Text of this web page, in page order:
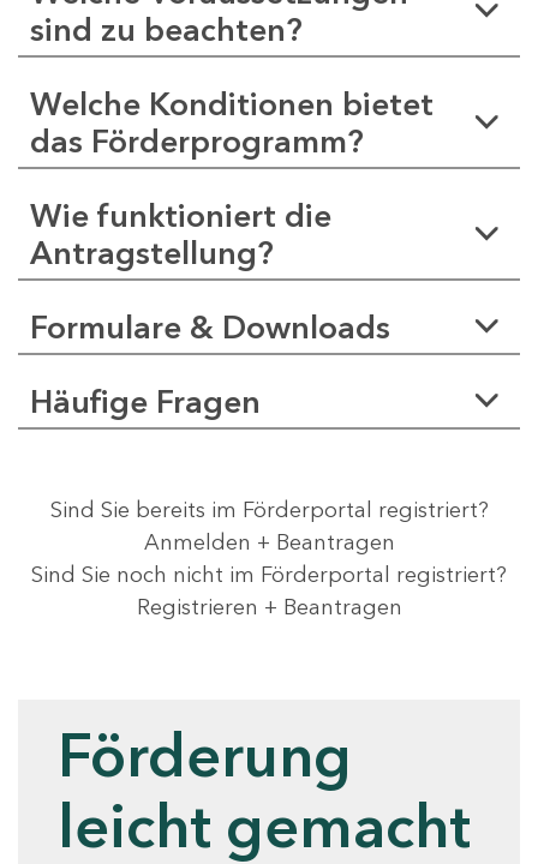
sind zu beachten?
Welche Konditionen bietet
das Förderprogramm?
Wie funktioniert die
Antragstellung?
Formulare & Downloads
Häufige Fragen
Sind Sie bereits im Förderportal registriert?
Anmelden + Beantragen
Sind Sie noch nicht im Förderportal registriert?
Registrieren + Beantragen
Förderung
leicht gemacht